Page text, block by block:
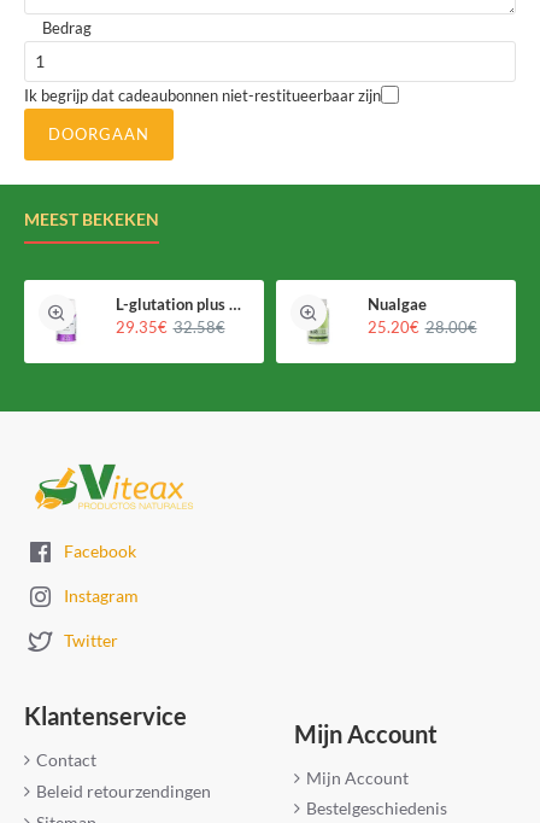
Bedrag
Ik begrijp dat cadeaubonnen niet-restitueerbaar zijn
DOORGAAN
MEEST BEKEKEN
L-glutation plus Holomega
29.35€ 32.58€
Nualgae
25.20€ 28.00€
Facebook
Instagram
Twitter
Klantenservice
Contact
Beleid retourzendingen
Mijn Account
Mijn Account
Bestelgeschiedenis